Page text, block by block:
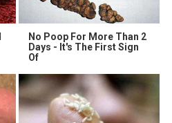
No Poop For More Than 2
Days - It's The First Sign
Of